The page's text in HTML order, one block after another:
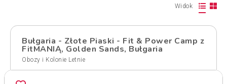
Widok
Bułgaria - Złote Piaski - Fit & Power Camp z
FitMANIĄ, Golden Sands, Bułgaria
Obozy i Kolonie Letnie